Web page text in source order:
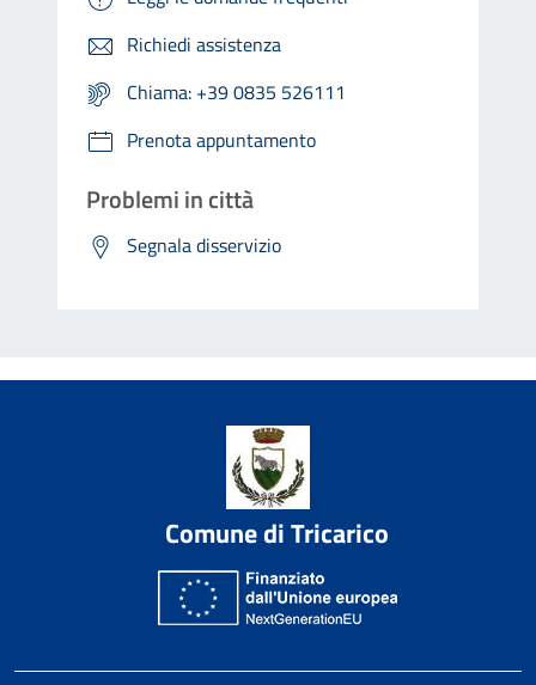
Richiedi assistenza
Chiama: +39 0835 526111
Prenota appuntamento
Problemi in città
Segnala disservizio
Comune di Tricarico